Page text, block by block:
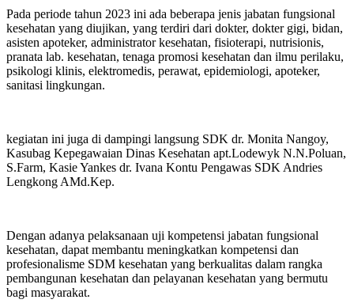
Pada periode tahun 2023 ini ada beberapa jenis jabatan fungsional
kesehatan yang diujikan, yang terdiri dari dokter, dokter gigi, bidan,
asisten apoteker, administrator kesehatan, fisioterapi, nutrisionis,
pranata lab. kesehatan, tenaga promosi kesehatan dan ilmu perilaku,
psikologi klinis, elektromedis, perawat, epidemiologi, apoteker,
sanitasi lingkungan.
kegiatan ini juga di dampingi langsung SDK dr. Monita Nangoy,
Kasubag Kepegawaian Dinas Kesehatan apt.Lodewyk N.N.Poluan,
S.Farm, Kasie Yankes dr. Ivana Kontu Pengawas SDK Andries
Lengkong AMd.Kep.
Dengan adanya pelaksanaan uji kompetensi jabatan fungsional
kesehatan, dapat membantu meningkatkan kompetensi dan
profesionalisme SDM kesehatan yang berkualitas dalam rangka
pembangunan kesehatan dan pelayanan kesehatan yang bermutu
bagi masyarakat.